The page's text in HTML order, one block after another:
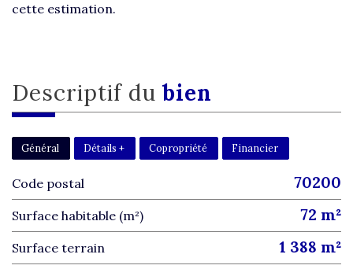
cette estimation.
descriptif du bien
Général Détails + Copropriété Financier
Code postal 70200
Surface habitable (m²) 72 m²
surface terrain 1 388 m²